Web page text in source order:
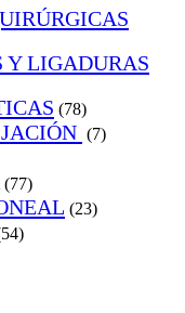
Y LIGADURAS
(78)
(7)
(77)
(23)